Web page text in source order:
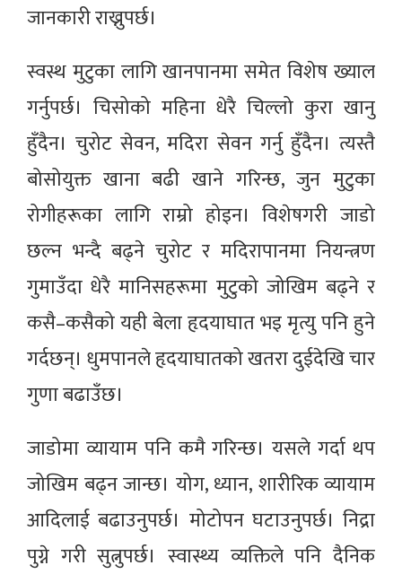
जानकारी राख्नुपर्छ।
स्वस्थ मुटुका लागि खानपानमा समेत विशेष ख्याल
गर्नुपर्छ। चिसोको महिना धेरै चिल्लो कुरा खानु
हुँदैन। चुरोट सेवन, मदिरा सेवन गर्नु हुँदैन। त्यस्तै
बोसोयुक्त खाना बढी खाने गरिन्छ, जुन मुटुका
रोगीहरूका लागि राम्रो होइन। विशेषगरी जाडो
छल्न भन्दै बढ्ने चुरोट र मदिरापानमा नियन्त्रण
गुमाउँदा धेरै मानिसहरूमा मुटुको जोखिम बढ्ने र
कसै–कसैको यही बेला हृदयाघात भइ मृत्यु पनि हुने
गर्दछन्। धुमपानले हृदयाघातको खतरा दुईदेखि चार
गुणा बढाउँछ।
जाडोमा व्यायाम पनि कमै गरिन्छ। यसले गर्दा थप
जोखिम बढ्न जान्छ। योग, ध्यान, शारीरिक व्यायाम
आदिलाई बढाउनुपर्छ। मोटोपन घटाउनुपर्छ। निद्रा
पुग्ने गरी सुत्नुपर्छ। स्वास्थ्य व्यक्तिले पनि दैनिक